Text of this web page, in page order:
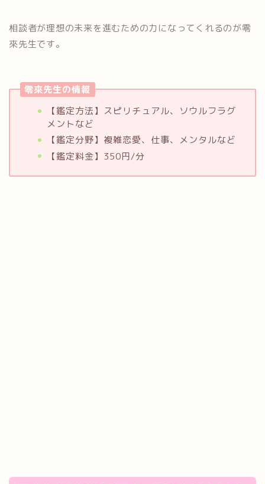
相談者が理想の未来を進むための力になってくれるのが零
來先生です。
零來先生の情報
【鑑定方法】スピリチュアル、ソウルフラグ
メントなど
【鑑定分野】複雑恋愛、仕事、メンタルなど
【鑑定料金】350円/分